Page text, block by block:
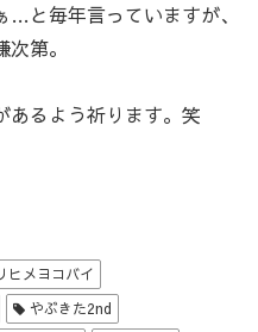
と毎年言っていますが、
第。
あるよう祈ります。笑
ヒメヨコバイ
やぶきた2nd